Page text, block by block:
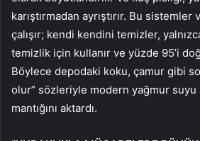
karıştırmadan ayrıştırır. Bu
çalışır; kendi kendini temizler,
temizlik için kullanır ve yüzde 95’i
Böylece depodaki koku, çamur gibi
olur” sözleriyle modern yağmur suyu
mantığını aktardı.